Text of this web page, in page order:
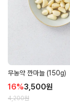
무농약 깐마늘 (150g)
16%3,500원
4,200원